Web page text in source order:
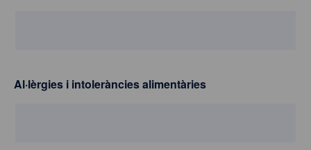
Al·lèrgies i intoleràncies alimentàries